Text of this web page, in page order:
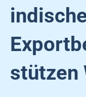
stützen